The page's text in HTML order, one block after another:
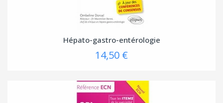
Hépato-gastro-entérologie
14,50 €